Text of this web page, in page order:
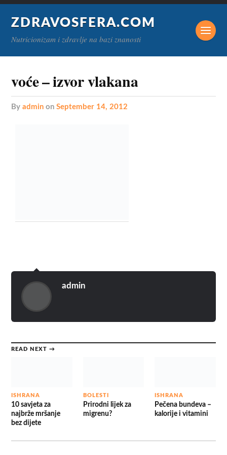
ZDRAVOSFERA.COM
Nutricionizam i zdravlje na bazi znanosti
voće – izvor vlakana
byadmin onSeptember 14, 2012
admin
READ NEXT →
ISHRANA
10 savjeta za
najbrže mršanje
bez dijete
BOLESTI
Prirodni lijek za
migrenu?
ISHRANA
Pečena bundeva –
kalorije i vitamini